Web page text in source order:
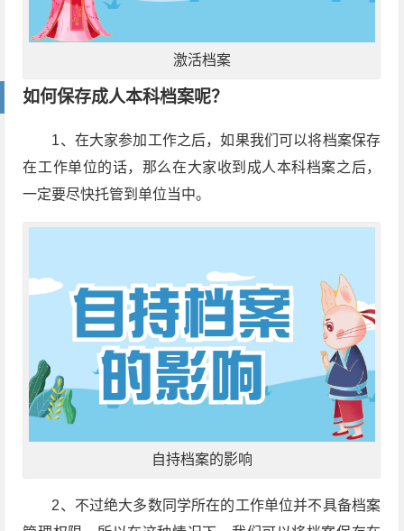
激活档案
如何保存成人本科档案呢？
1、在大家参加工作之后，如果我们可以将档案保存
在工作单位的话，那么在大家收到成人本科档案之后，
一定要尽快托管到单位当中。
自持档案的影响
2、不过绝大多数同学所在的工作单位并不具备档案